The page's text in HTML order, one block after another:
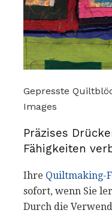
Gepresste
Images
Präzises
Fähigkeiten
Ihre Quiltmaking-
sofort, wenn Sie
Durch die